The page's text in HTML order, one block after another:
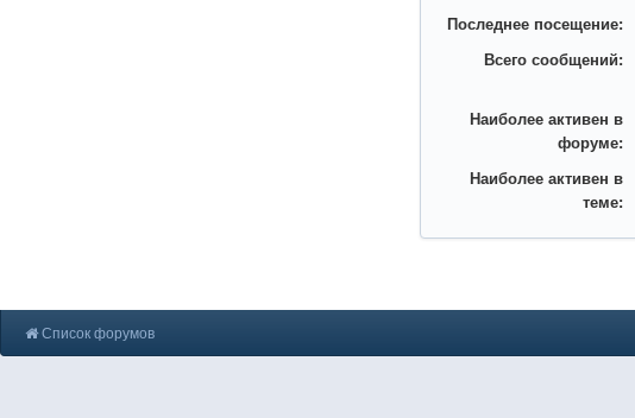
Последнее посещение:
Всего сообщений:
Наиболее активен в
форуме:
Наиболее активен в
теме:
Список форумов